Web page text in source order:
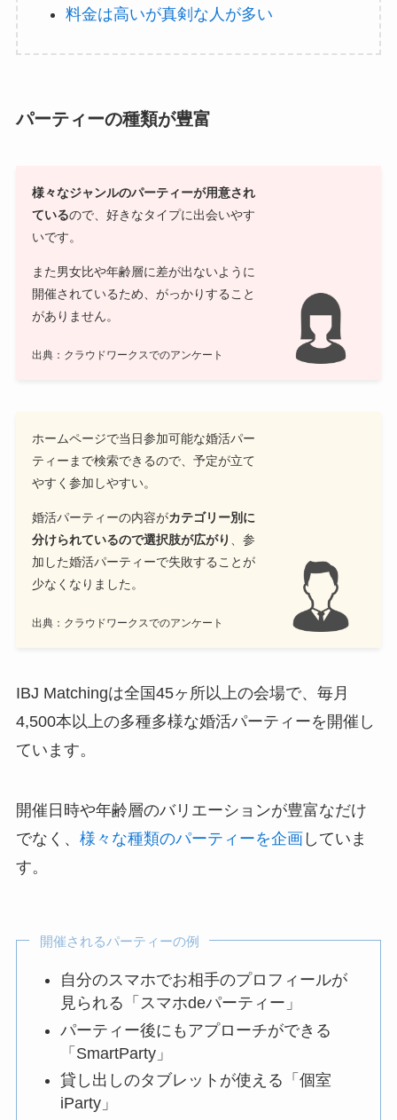
料金は高いが真剣な人が多い
パーティーの種類が豊富
様々なジャンルのパーティーが用意され
ているので、好きなタイプに出会いやす
いです。
また男女比や年齢層に差が出ないように
開催されているため、がっかりすること
がありません。
出典：クラウドワークスでのアンケート
ホームページで当日参加可能な婚活パー
ティーまで検索できるので、予定が立て
やすく参加しやすい。
婚活パーティーの内容がカテゴリー別に
分けられているので選択肢が広がり
、参
加した婚活パーティーで失敗することが
少なくなりました。
出典：クラウドワークスでのアンケート
IBJ Matchingは全国45ヶ所以上の会場で、毎月
4,500本以上の多種多様な婚活パーティーを開催し
ています。
開催日時や年齢層のバリエーションが豊富なだけ
でなく、 様々な種類のパーティーを企画 していま
す。
開催されるパーティーの例
自分のスマホでお相手のプロフィールが
見られる「スマホdeパーティー」
パーティー後にもアプローチができる
「SmartParty」
貸し出しのタブレットが使える「個室
iParty」